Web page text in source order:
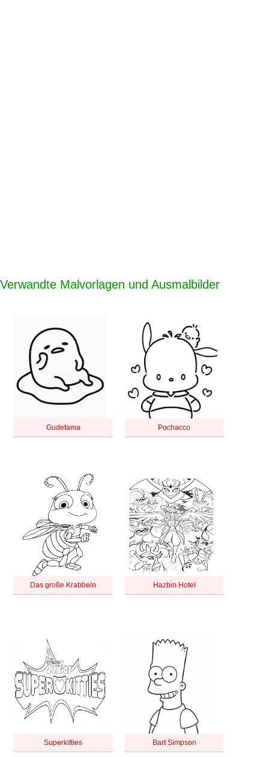
Verwandte Malvorlagen und Ausmalbilder
Gudetama Pochacco
Das große Krabbeln Hazbin Hotel
Superkitties Bart Simpson